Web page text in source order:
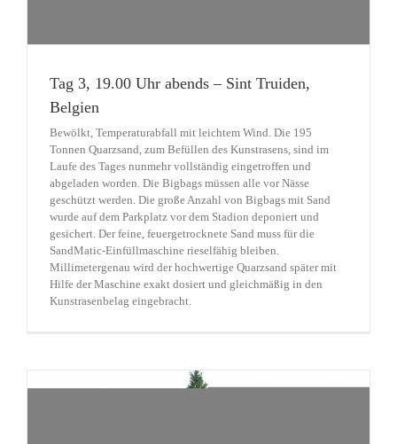
Tag 3, 19.00 Uhr abends – Sint Truiden,
Belgien
Bewölkt, Temperaturabfall mit leichtem Wind. Die 195
Tonnen Quarzsand, zum Befüllen des Kunstrasens, sind im
Laufe des Tages nunmehr vollständig eingetroffen und
abgeladen worden. Die Bigbags müssen alle vor Nässe
geschützt werden. Die große Anzahl von Bigbags mit Sand
wurde auf dem Parkplatz vor dem Stadion deponiert und
gesichert. Der feine, feuergetrocknete Sand muss für die
SandMatic-Einfüllmaschine rieselfähig bleiben.
Millimetergenau wird der hochwertige Quarzsand später mit
Hilfe der Maschine exakt dosiert und gleichmäßig in den
Kunstrasenbelag eingebracht.